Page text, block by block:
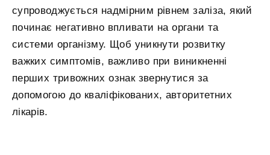
супроводжується надмірним рівнем заліза, який
починає негативно впливати на органи та
системи організму. Щоб уникнути розвитку
важких симптомів, важливо при виникненні
перших тривожних ознак звернутися за
допомогою до кваліфікованих, авторитетних
лікарів.